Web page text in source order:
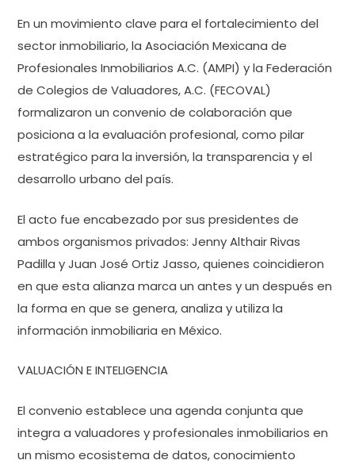
En un movimiento clave para el fortalecimiento del
sector inmobiliario, la Asociación Mexicana de
Profesionales Inmobiliarios A.C. (AMPI) y la Federación
de Colegios de Valuadores, A.C. (FECOVAL)
formalizaron un convenio de colaboración que
posiciona a la evaluación profesional, como pilar
estratégico para la inversión, la transparencia y el
desarrollo urbano del país.
El acto fue encabezado por sus presidentes de
ambos organismos privados: Jenny Althair Rivas
Padilla y Juan José Ortiz Jasso, quienes coincidieron
en que esta alianza marca un antes y un después en
la forma en que se genera, analiza y utiliza la
información inmobiliaria en México.
VALUACIÓN E INTELIGENCIA
El convenio establece una agenda conjunta que
integra a valuadores y profesionales inmobiliarios en
un mismo ecosistema de datos, conocimiento